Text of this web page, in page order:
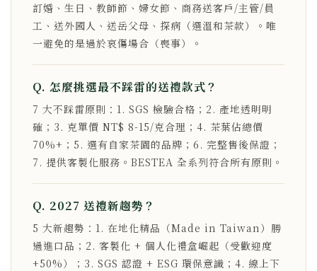
訂婚、生日、教師節、婦女節、商務送客戶/主管/員
工、送外國人、送岳父母、探病（選溫和茶款）。唯
一避免的是過於哀傷場合（喪事）。
Q. 怎麼挑選最不踩雷的送禮款式？
7 大不踩雷原則：1. SGS 檢驗合格；2. 產地透明明
確；3. 克單價 NT$ 8-15/克合理；4. 茶葉佔總價
70%+；5. 選有自家茶園的品牌；6. 完整售後保證；
7. 提供客製化服務。BESTEA 全系列符合所有原則。
Q. 2027 送禮新趨勢？
5 大新趨勢：1. 在地化精品（Made in Taiwan）勝
過進口品；2. 客製化 + 個人化禮盒崛起（受歡迎度
+50%）；3. SGS 認證 + ESG 環保意識；4. 線上下